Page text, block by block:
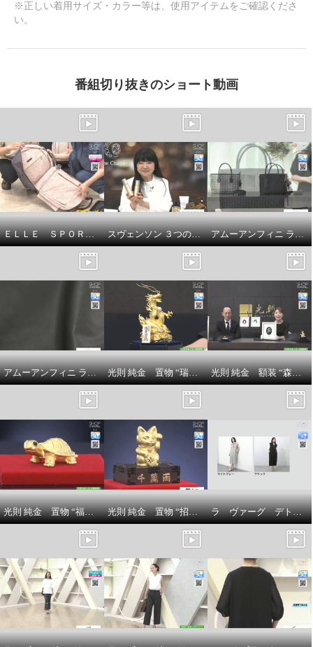
花畑牧場 こだわりの ナチュラル
チーズ ４ヶ月頒布会
¥0
※正しい着用サイズ・カラー等は、使用アイテムをご確認くださ
い。
番組切り抜きのショート動画
ＥＬＬＥ ＳＰＯＲＴ はっ水 取り外してリュックになる キューブ柄 キャリーカート スヴェンソン ３つの有効成分配合 育毛、薄毛、脱毛の予防！ ザ・チャーガ薬用育毛剤 ２本スペシャルセット アムーアンフィニ ラムスキンメッシュ ２ウェイトートバッグ
アムーアンフィニ ラムスキンキルティング ボディバッグ 光則 純金 置物 “瑞雲昇龍” ＜５５ｇ＞ 光則 純金 額装 “森の神様”
光則 純金 置物 “福亀” ＜３ｇ＞ 光則 純金 置物 “招き猫” ＜５ｇ＞ ラ ヴァーグ デトワール 襟開きの変化が 雰囲気を変える リラックス裏毛ワンピース